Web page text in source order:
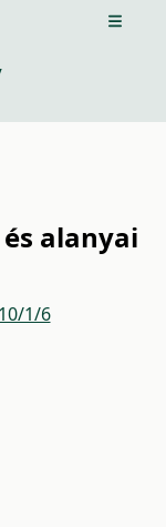
Open
alanyai
1/6